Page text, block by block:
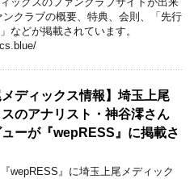
ンクラブの概要、特典、会則、「先行
などが掲載されています。
メディックス情報】埼玉上尾
のアナリスト・神谷澪さん
ーが『wepRESS』に掲載さ
wepRESS』に埼玉上尾メディック